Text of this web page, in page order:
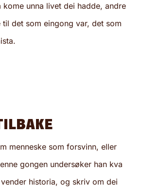
unna livet dei hadde, andre
det som eingong var, det som
menneske som forsvinn, eller
gongen undersøker han kva
historia, og skriv om dei